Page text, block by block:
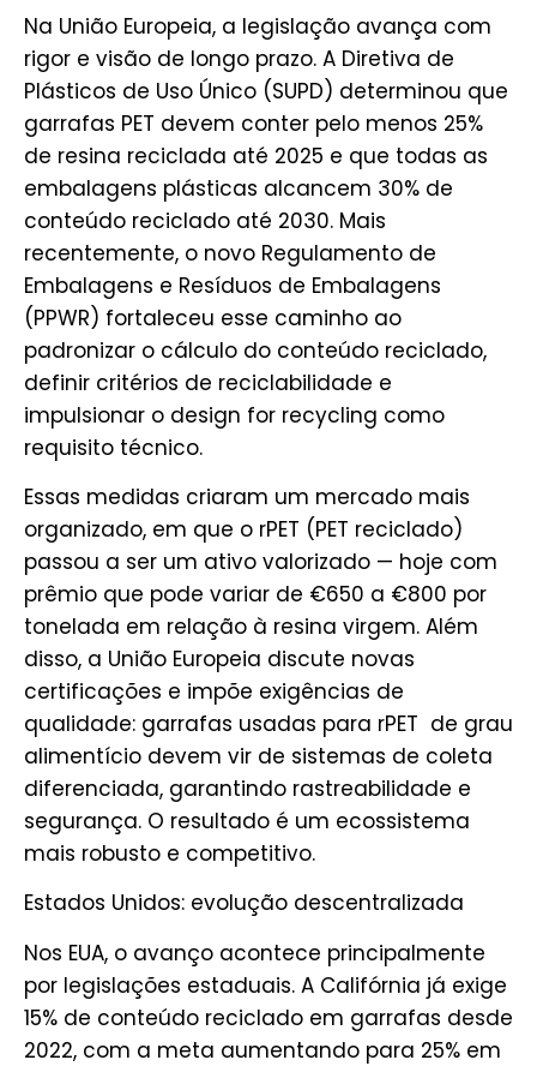
Na União Europeia, a legislação avança com
rigor e visão de longo prazo. A Diretiva de
Plásticos de Uso Único (SUPD) determinou que
garrafas PET devem conter pelo menos 25%
de resina reciclada até 2025 e que todas as
embalagens plásticas alcancem 30% de
conteúdo reciclado até 2030. Mais
recentemente, o novo Regulamento de
Embalagens e Resíduos de Embalagens
(PPWR) fortaleceu esse caminho ao
padronizar o cálculo do conteúdo reciclado,
definir critérios de reciclabilidade e
impulsionar o design for recycling como
requisito técnico.
Essas medidas criaram um mercado mais
organizado, em que o rPET (PET reciclado)
passou a ser um ativo valorizado — hoje com
prêmio que pode variar de €650 a €800 por
tonelada em relação à resina virgem. Além
disso, a União Europeia discute novas
certificações e impõe exigências de
qualidade: garrafas usadas para rPET de grau
alimentício devem vir de sistemas de coleta
diferenciada, garantindo rastreabilidade e
segurança. O resultado é um ecossistema
mais robusto e competitivo.
Estados Unidos: evolução descentralizada
Nos EUA, o avanço acontece principalmente
por legislações estaduais. A Califórnia já exige
15% de conteúdo reciclado em garrafas desde
2022, com a meta aumentando para 25% em